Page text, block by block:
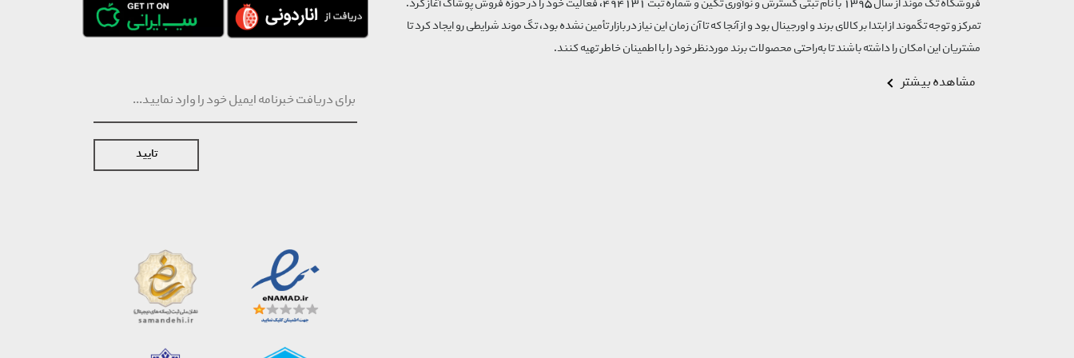
تایید
فروشگاه تگ موند از سال 1395 با نام ثبتی گسترش و نوآوری تگین و شماره ثبت 494131، فعالیت خود را در حوزه فروش پوشاک آغاز کرد.
تمرکز و توجه تگموند از ابتدا بر کالای برند و اورجینال بود و از آنجا که تا آن زمان این نیاز در بازار تأمین نشده بود، تگ موند شرایطی رو ایجاد کرد تا
مشتریان این امکان را داشته باشند تا به‌راحتی محصولات برند مورد‌نظر خود را با اطمینان خاطر تهیه کنند.
مشاهده بیشتر